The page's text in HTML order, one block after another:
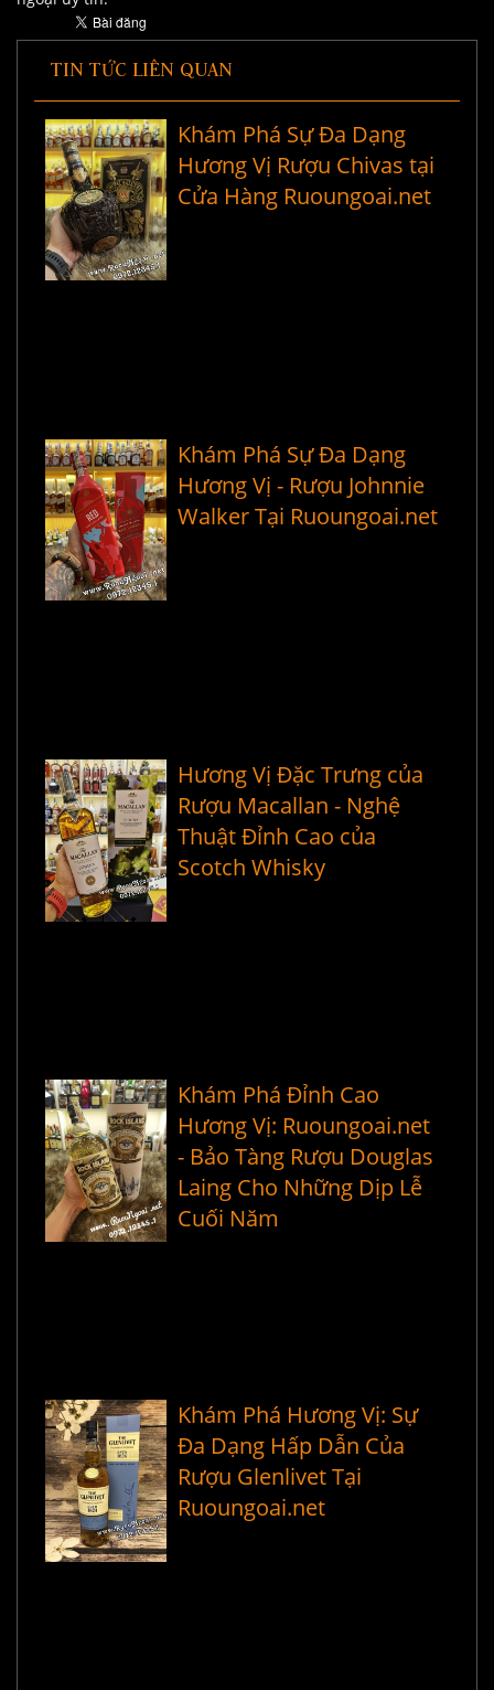
TIN TỨC LIÊN QUAN
Khám Phá Sự Đa Dạng
Hương Vị Rượu Chivas tại
Cửa Hàng Ruoungoai.net
Khám Phá Sự Đa Dạng
Hương Vị - Rượu Johnnie
Walker Tại Ruoungoai.net
Hương Vị Đặc Trưng của
Rượu Macallan - Nghệ
Thuật Đỉnh Cao của
Scotch Whisky
Khám Phá Đỉnh Cao
Hương Vị: Ruoungoai.net
- Bảo Tàng Rượu Douglas
Laing Cho Những Dịp Lễ
Cuối Năm
Khám Phá Hương Vị: Sự
Đa Dạng Hấp Dẫn Của
Rượu Glenlivet Tại
Ruoungoai.net